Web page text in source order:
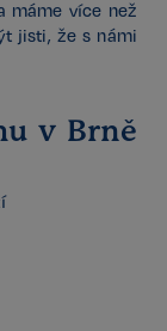
máme více než
jisti, že s námi
v Brně